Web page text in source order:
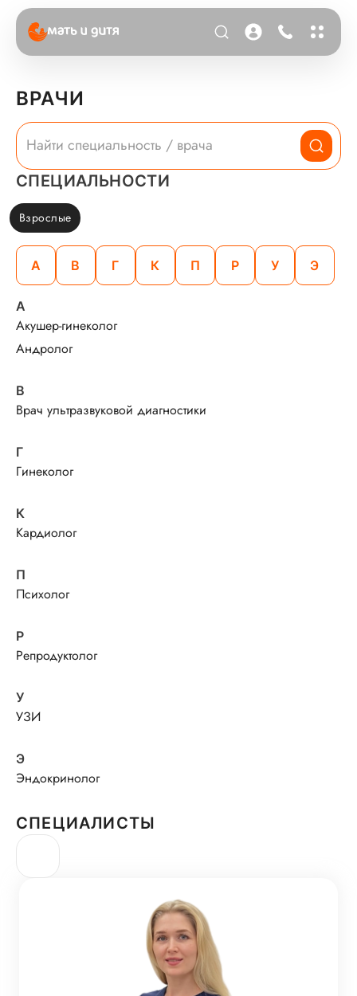
ВРАЧИ
СПЕЦИАЛЬНОСТИ
Взрослые
А В Г К П Р У Э
А
Акушер-гинеколог
Андролог
В
Врач ультразвуковой диагностики
Г
Гинеколог
К
Кардиолог
П
Психолог
Р
Репродуктолог
У
УЗИ
Э
Эндокринолог
СПЕЦИАЛИСТЫ